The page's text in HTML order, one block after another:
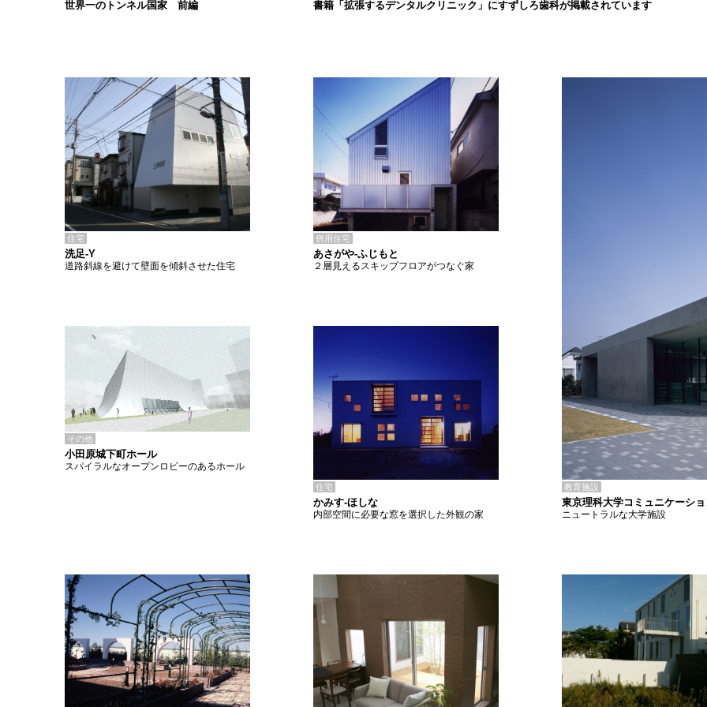
書籍「拡張するデンタルクリニック」にすずしろ歯科が掲載されています
世界一のトンネル国家 前編
住宅
洗足-Y
道路斜線を避けて壁面を傾斜させた住宅
併用住宅
あさがや-ふじもと
２層見えるスキップフロアがつなぐ家
その他
小田原城下町ホール
スパイラルなオープンロビーのあるホール
住宅
かみす-ほしな
内部空間に必要な窓を選択した外観の家
教育施設
東京理科大学コミュニケーシ
ニュートラルな大学施設